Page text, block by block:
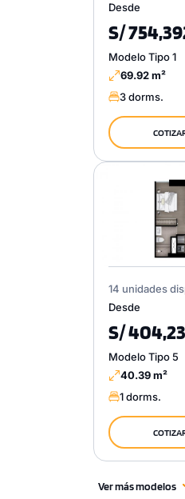
Desde
S/
Modelo Tipo 1
69.92 m²
3 dorms.
14 unidades
Desde
S/
Modelo Tipo 5
40.39 m²
1 dorms.
Ver más modelos